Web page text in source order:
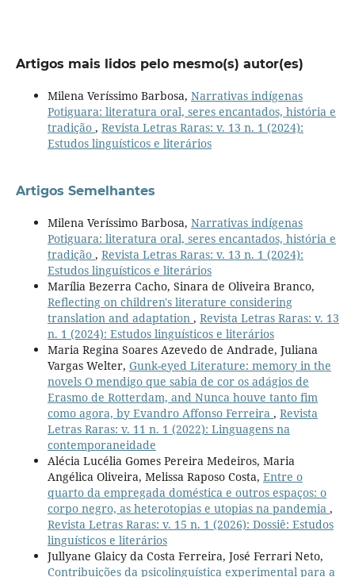
Artigos mais lidos pelo mesmo(s) autor(es)
Milena Veríssimo Barbosa, Narrativas indígenas
Potiguara: literatura oral, seres encantados, história e
tradição , Revista Letras Raras: v. 13 n. 1 (2024):
Estudos linguísticos e literários
Artigos Semelhantes
Milena Veríssimo Barbosa, Narrativas indígenas
Potiguara: literatura oral, seres encantados, história e
tradição , Revista Letras Raras: v. 13 n. 1 (2024):
Estudos linguísticos e literários
Marília Bezerra Cacho, Sinara de Oliveira Branco,
Reflecting on children's literature considering
translation and adaptation , Revista Letras Raras: v. 13
n. 1 (2024): Estudos linguísticos e literários
Maria Regina Soares Azevedo de Andrade, Juliana
Vargas Welter, Gunk-eyed Literature: memory in the
novels O mendigo que sabia de cor os adágios de
Erasmo de Rotterdam, and Nunca houve tanto fim
como agora, by Evandro Affonso Ferreira , Revista
Letras Raras: v. 11 n. 1 (2022): Linguagens na
contemporaneidade
Alécia Lucélia Gomes Pereira Medeiros, Maria
Angélica Oliveira, Melissa Raposo Costa, Entre o
quarto da empregada doméstica e outros espaços: o
corpo negro, as heterotopias e utopias na pandemia ,
Revista Letras Raras: v. 15 n. 1 (2026): Dossiê: Estudos
linguísticos e literários
Jullyane Glaicy da Costa Ferreira, José Ferrari Neto,
Contribuições da psicolinguística experimental para a